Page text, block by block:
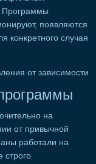
Программы
появляются
конкретного случая
на
от привычной
работали на
строго